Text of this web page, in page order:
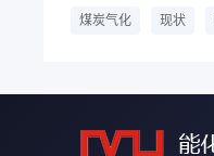
业装置:全公司有
目前世界上建厂
煤炭气化 现状